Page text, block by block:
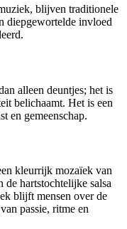
blijven traditionele
diepgewortelde invloed
alleen deuntjes; het is
belichaamt. Het is een
en gemeenschap.
kleurrijk mozaïek van
de hartstochtelijke salsa
blijft mensen over de
passie, ritme en